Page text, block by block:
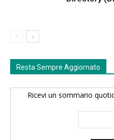
Resta Sempre Aggiornato
Ricevi un sommario